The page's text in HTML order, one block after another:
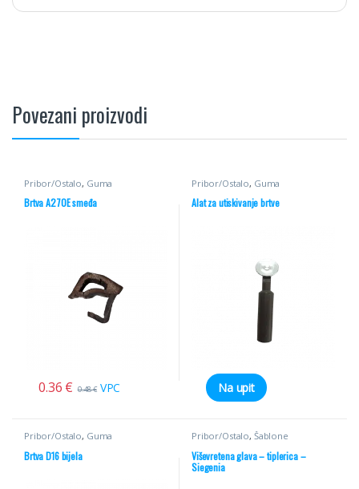
Povezani proizvodi
Pribor/Ostalo, Guma
Brtva A270E smeđa
0.36 € 0.48€ VPC
Pribor/Ostalo, Guma
Alat za utiskivanje brtve
Na upit
Pribor/Ostalo, Guma
Brtva D16 bijela
Pribor/Ostalo, Šablone
Viševretena glava – tiplerica –
Siegenia